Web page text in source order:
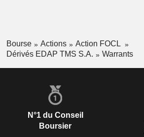
Bourse Actions
Action FOCL
Dérivés EDAP TMS S.A.
Warrants
N°1 du Conseil
Boursier